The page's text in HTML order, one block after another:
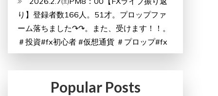
り】登録者数166人。51才。プロップファ
ーム落ちました↷↷。また、受けます！！。
＃投資#fx初心者 #仮想通貨 ＃プロップ#fx
Popular Posts